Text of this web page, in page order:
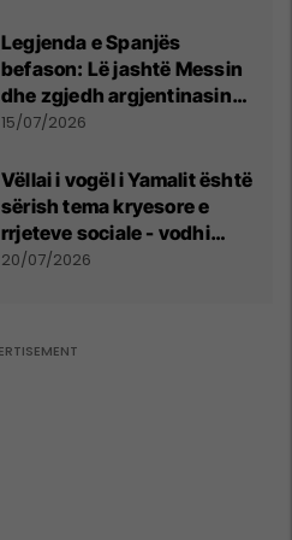
Legjenda e Spanjës
befason: Lë jashtë Messin
dhe zgjedh argjentinasin
më të mirë në botë
15/07/2026
Vëllai i vogël i Yamalit është
sërish tema kryesore e
rrjeteve sociale - vodhi
vëmendjen pas finales së
20/07/2026